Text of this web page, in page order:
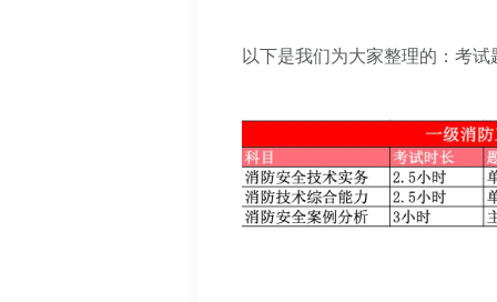
以下是我们为大家整理的：考